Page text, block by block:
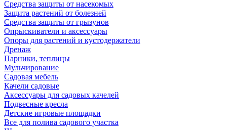
Средства защиты от насекомых
Защита растений от болезней
Средства защиты от грызунов
Опрыскиватели и аксессуары
Опоры для растений и кустодержатели
Дренаж
Парники, теплицы
Мульчирование
Садовая мебель
Качели садовые
Аксессуары для садовых качелей
Подвесные кресла
Детские игровые площадки
Все для полива садового участка